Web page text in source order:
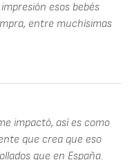
esos bebés
entre muchísimas
impactó, así es como
que crea que eso
que en España.